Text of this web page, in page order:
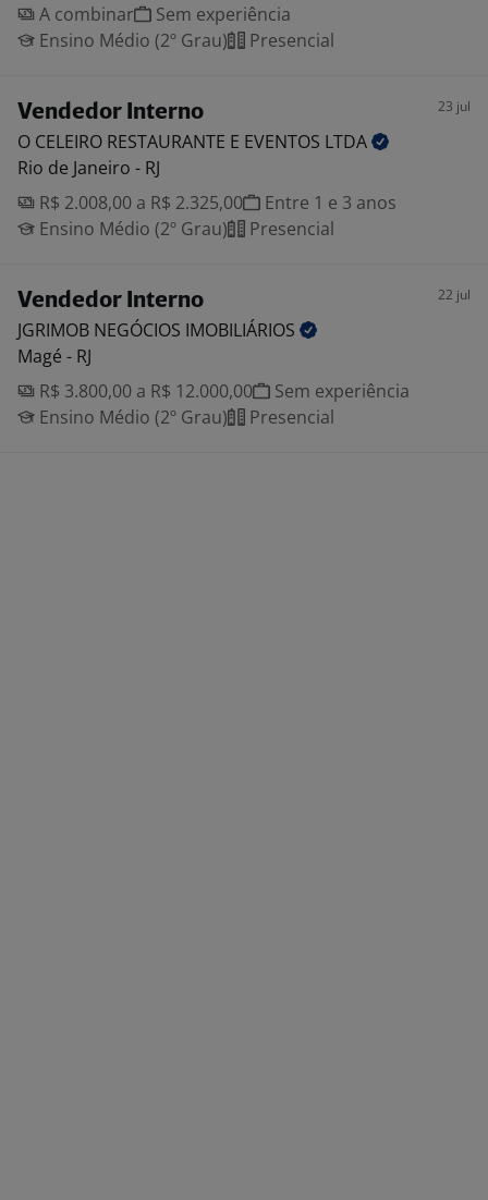
A combinar
Sem experiência
Ensino Médio (2º Grau)
Presencial
Vendedor Interno 23 jul
O CELEIRO RESTAURANTE E EVENTOS LTDA
Rio de Janeiro - RJ
R$ 2.008,00 a R$ 2.325,00
Entre 1 e 3 anos
Ensino Médio (2º Grau)
Presencial
Vendedor Interno 22 jul
JGRIMOB NEGÓCIOS IMOBILIÁRIOS
Magé - RJ
R$ 3.800,00 a R$ 12.000,00
Sem experiência
Ensino Médio (2º Grau)
Presencial